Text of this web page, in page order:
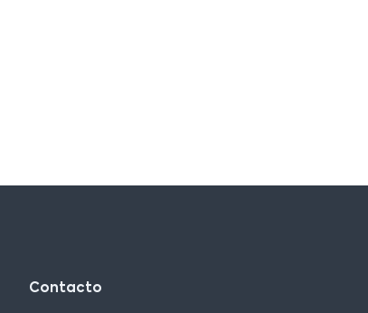
Contacto